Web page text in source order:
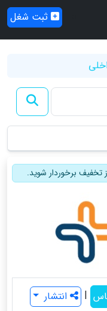
ثبت شغل
تخفیف برخوردار شوید.
|
انتشار